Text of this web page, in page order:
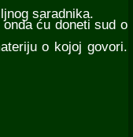
saradnika.
ću doneti sud o
o kojoj govori.